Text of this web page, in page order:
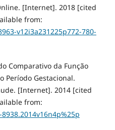
[Internet]. 2018 [cited
from:
v12i3a231225p772-780-
Comparativo da Função
Período Gestacional.
[Internet]. 2014 [cited
from: